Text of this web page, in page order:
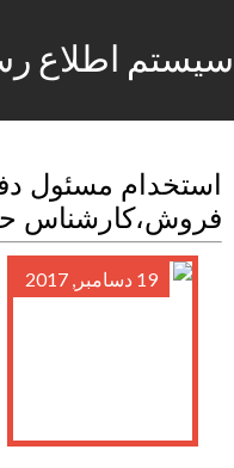
سیستم اطلاع
استخدام مسئول
فروش،کارشناس
19 دسامبر, 2017